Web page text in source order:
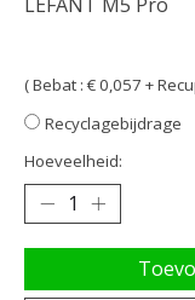
( Bebat : € 0,057 +
Recyclagebijdrage
Hoeveelheid: